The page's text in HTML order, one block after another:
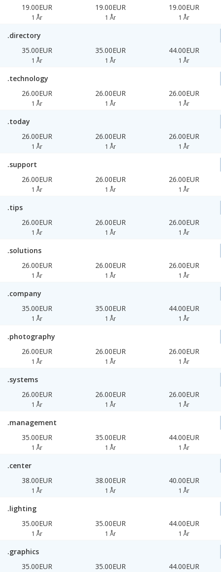
19.00EUR
1 År
19.00EUR
1 År
19.00EUR
1 År
.directory
35.00EUR
1 År
35.00EUR
1 År
44.00EUR
1 År
.technology
26.00EUR
1 År
26.00EUR
1 År
26.00EUR
1 År
.today
26.00EUR
1 År
26.00EUR
1 År
26.00EUR
1 År
.support
26.00EUR
1 År
26.00EUR
1 År
26.00EUR
1 År
.tips
26.00EUR
1 År
26.00EUR
1 År
26.00EUR
1 År
.solutions
26.00EUR
1 År
26.00EUR
1 År
26.00EUR
1 År
.company
35.00EUR
1 År
35.00EUR
1 År
44.00EUR
1 År
.photography
26.00EUR
1 År
26.00EUR
1 År
26.00EUR
1 År
.systems
26.00EUR
1 År
26.00EUR
1 År
26.00EUR
1 År
.management
35.00EUR
1 År
35.00EUR
1 År
44.00EUR
1 År
.center
38.00EUR
1 År
38.00EUR
1 År
40.00EUR
1 År
.lighting
35.00EUR
1 År
35.00EUR
1 År
44.00EUR
1 År
.graphics
35.00EUR
35.00EUR 44.00EUR